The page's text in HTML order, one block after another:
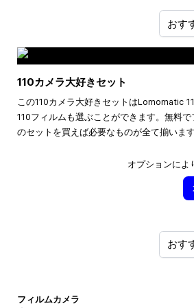
110カメラ大好きセット
この110カメラ大好きセットはLomomatic
110フィルムも選ぶことができます。無料
のセットを買えば必要なものが全て揃います
オプションによ
フィルムカメラ